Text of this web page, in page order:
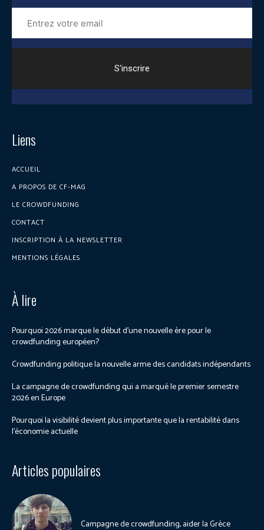
Entrez
votre
email
Liens
ACCUEIL
A PROPOS DE CF-MAG
LE CROWDFUNDING
CONTACT
INSCRIPTION À LA NEWSLETTER
MENTIONS LÉGALES
À lire
Pourquoi 2026 marque le début d’une nouvelle ère pour le
crowdfunding européen?
Crowdfunding politique la nouvelle arme des candidats indépendants
La campagne de crowdfunding qui a marqué le premier semestre
2026 en Europe
Pourquoi la visibilité devient plus importante que la rentabilité dans
l’économie actuelle
Articles populaires
Campagne de crowdfunding, aider la Grèce